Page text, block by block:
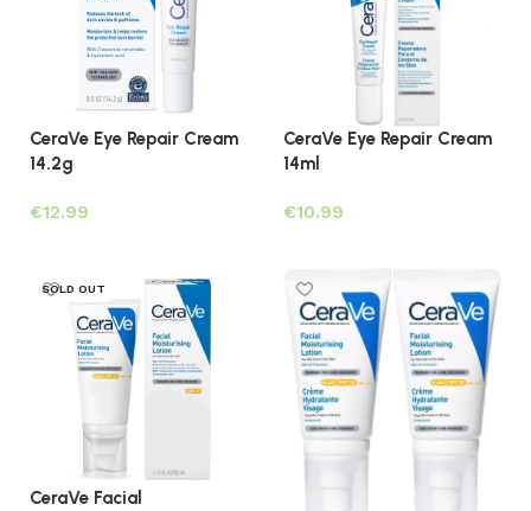
CeraVe Eye Repair Cream
14.2g
€
CeraVe Eye Repair Cream
14ml
€
SOLD OUT
CeraVe Facial